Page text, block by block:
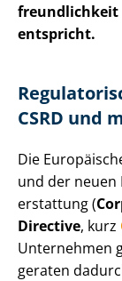
freund­lich­keit
entspricht.
CSRD und
Die
und der
erstat­tung (
Directive, kurz
Unternehmen
geraten